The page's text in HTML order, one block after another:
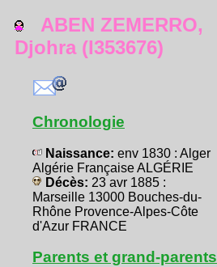
ABEN ZEMERRO,
Djohra (I353676)
Chronologie
Naissance: env 1830 : Alger
Algérie Française ALGÉRIE
Décès: 23 avr 1885 :
Marseille 13000 Bouches-du-
Rhône Provence-Alpes-Côte
d'Azur FRANCE
Parents et grand-parents